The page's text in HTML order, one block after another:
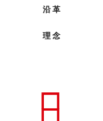
沿革
理念